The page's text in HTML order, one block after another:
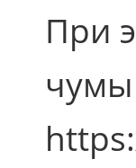
При
чумы